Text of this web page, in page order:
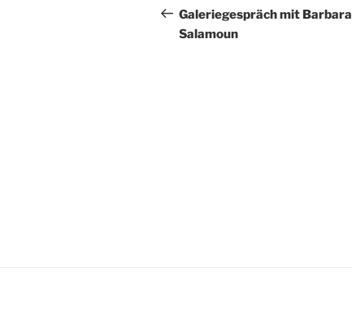
Beitrag
Galeriegespräch mit Barbara
Salamoun